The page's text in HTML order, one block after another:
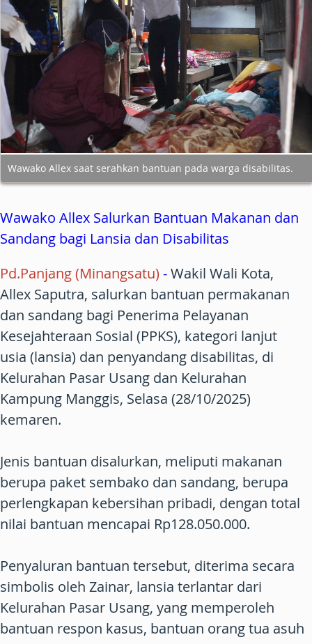
Wawako Allex saat serahkan bantuan pada warga disabilitas.
Wawako Allex Salurkan Bantuan Makanan dan
Sandang bagi Lansia dan Disabilitas
Pd.Panjang (Minangsatu) -Wakil Wali Kota,
Allex Saputra, salurkan bantuan permakanan
dan sandang bagi Penerima Pelayanan
Kesejahteraan Sosial (PPKS), kategori lanjut
usia (lansia) dan penyandang disabilitas, di
Kelurahan Pasar Usang dan Kelurahan
Kampung Manggis, Selasa (28/10/2025)
kemaren.
Jenis bantuan disalurkan, meliputi makanan
berupa paket sembako dan sandang, berupa
perlengkapan kebersihan pribadi, dengan total
nilai bantuan mencapai Rp128.050.000.
Penyaluran bantuan tersebut, diterima secara
simbolis oleh Zainar, lansia terlantar dari
Kelurahan Pasar Usang, yang memperoleh
bantuan respon kasus, bantuan orang tua asuh